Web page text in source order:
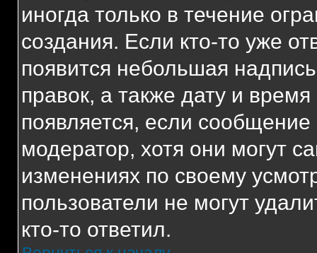
иногда только в течение
создания. Если кто-то уже
появится небольшая
правок, а также дату и
появляется, если
модератор, хотя они могут
изменениях по своему
пользователи не могут
кто-то ответил.